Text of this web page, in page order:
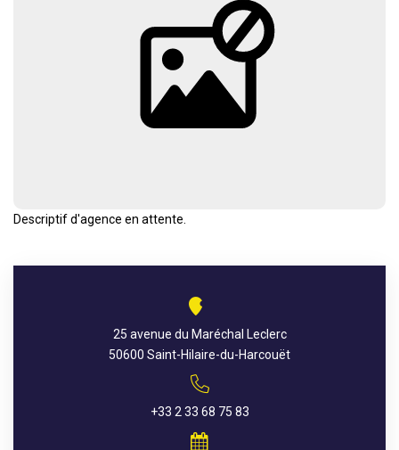
COPROPRIÉTÉS
AGENCES
25 avenue du Maréchal Leclerc
50600 Saint-Hilaire-du-Harcouët
+33 2 33 68 75 83
Descriptif d'agence en attente.